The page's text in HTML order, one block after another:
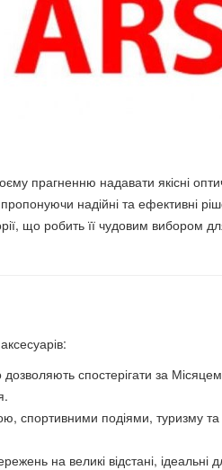
прагненню надавати якісні
пропонуючи надійні та ефективні
що робить її чудовим вибором
дозволяють спостерігати за
спортивними подіями, туризму
на великі відстані, ідеальні